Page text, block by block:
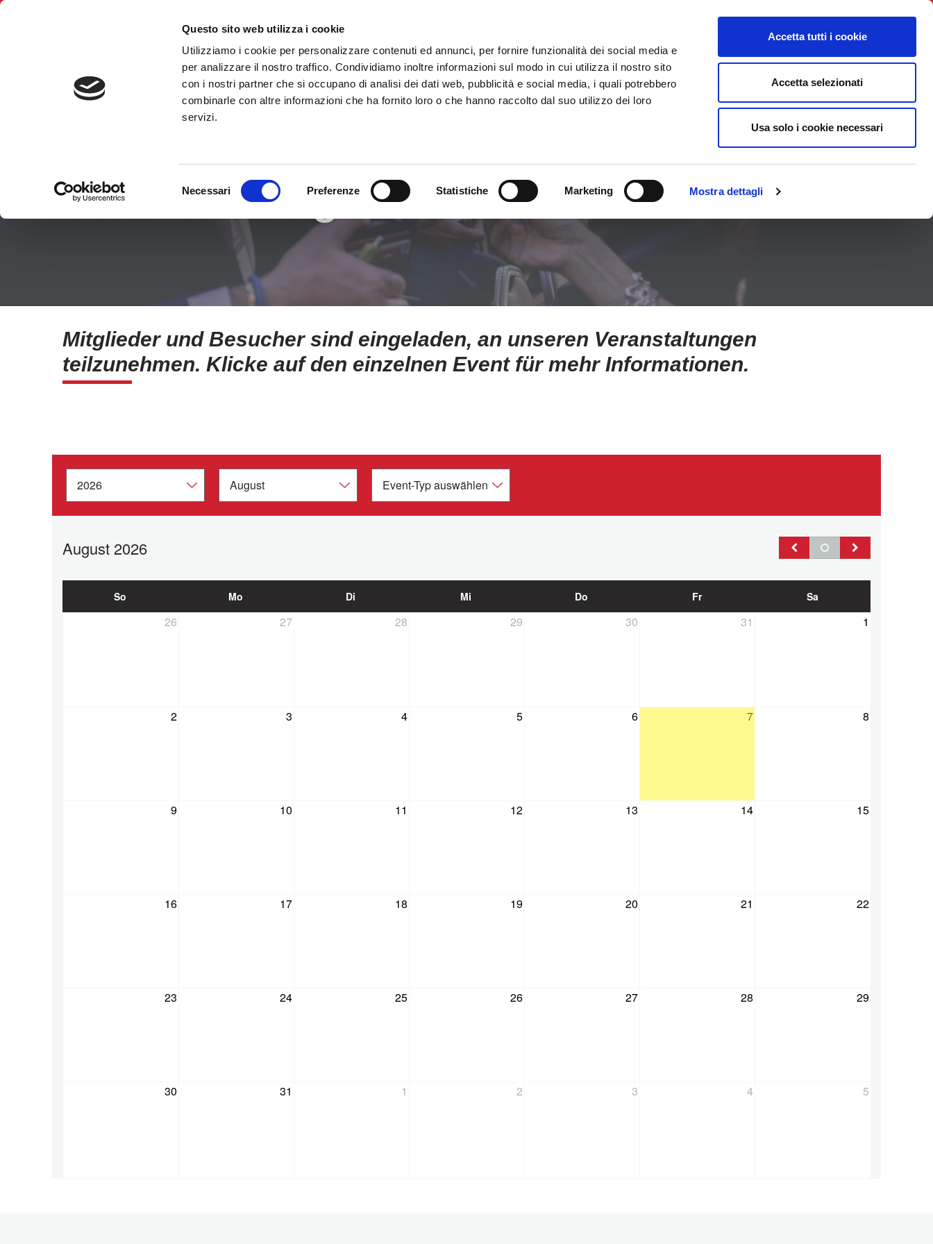
Questo sito web utilizza i cookie
Utilizziamo i cookie per personalizzare contenuti ed annunci, per fornire funzionalità dei social media e
per analizzare il nostro traffico. Condividiamo inoltre informazioni sul modo in cui utilizza il nostro sito
con i nostri partner che si occupano di analisi dei dati web, pubblicità e social media, i quali potrebbero
combinarle con altre informazioni che ha fornito loro o che hanno raccolto dal suo utilizzo dei loro
servizi.
Necessari Preferenze Statistiche Marketing Mostra dettagli
Accetta tutti i cookie
Accetta selezionati
Usa solo i cookie necessari
BNI International Login
BNI Trentino Alto Adige ERFOLGREICH NETZWERKEN DEIN TEAM FINDEN KALENDER KONTAKT
Veranstaltungskalender
Mitglieder und Besucher sind eingeladen, an unseren Veranstaltungen
teilzunehmen. Klicke auf den einzelnen Event für mehr Informationen.
August 2026
So Mo Di Mi Do Fr Sa
26 27 28 29 30 31 1
2 3 4 5 6 7 8
9 10 11 12 13 14 15
16 17 18 19 20 21 22
23 24 25 26 27 28 29
30 31 1 2 3 4 5